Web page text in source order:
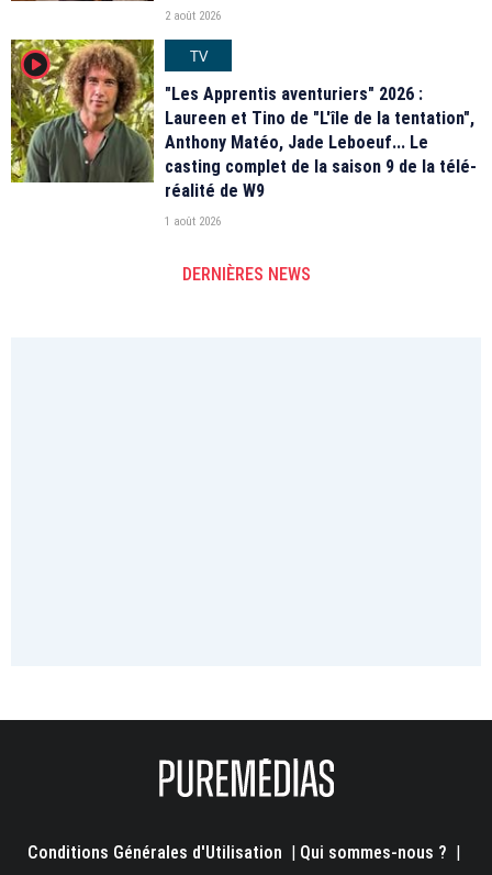
2 août 2026
player2
TV
"Les Apprentis aventuriers" 2026 :
Laureen et Tino de "L'île de la tentation",
Anthony Matéo, Jade Leboeuf... Le
casting complet de la saison 9 de la télé-
réalité de W9
1 août 2026
DERNIÈRES NEWS
Conditions Générales d'Utilisation Qui sommes-nous ?